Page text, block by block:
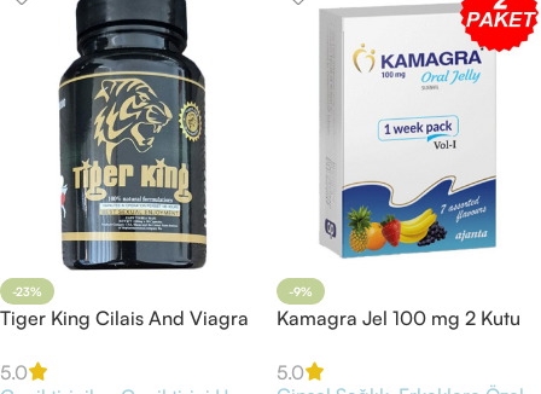
-23%
Tiger King Cilais And Viagra
5.0
-9%
Kamagra Jel 100 mg 2 Kutu
5.0